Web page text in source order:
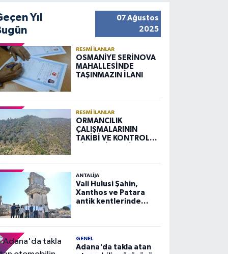
Yıl
07 Ağustos
2025
RESMI İLANLAR
OSMANİYE SERİNOVA
MAHALLESİNDE
TAŞINMAZIN İLANI
RESMI İLANLAR
ORMANCILIK
ÇALIŞMALARININ
TAKİBİ VE KONTROLÜ
ANTALIJA
Vali Hulusi Şahin,
Xanthos ve Patara
antik kentlerinde
GENEL
Adana'da takla atan